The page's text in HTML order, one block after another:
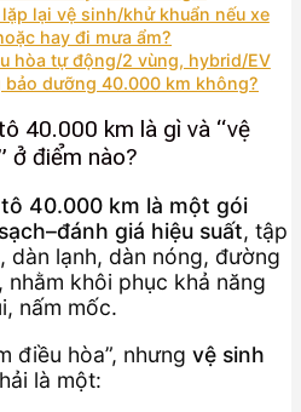
lặp lại vệ sinh/khử khuẩn nếu xe
hay đi mưa ẩm?
hòa tự động/2 vùng, hybrid/EV
dưỡng 40.000 km không?
40.000 km là gì và “vệ
ở điểm nào?
40.000 km là một gói
giá hiệu suất, tập
lạnh, dàn nóng, đường
khôi phục khả năng
nấm mốc.
điều hòa”, nhưng vệ sinh
là một: